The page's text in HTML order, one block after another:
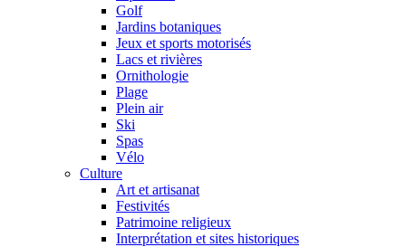
Golf
Jardins botaniques
Jeux et sports motorisés
Lacs et rivières
Ornithologie
Plage
Plein air
Ski
Spas
Vélo
Culture
Art et artisanat
Festivités
Patrimoine religieux
Interprétation et sites historiques